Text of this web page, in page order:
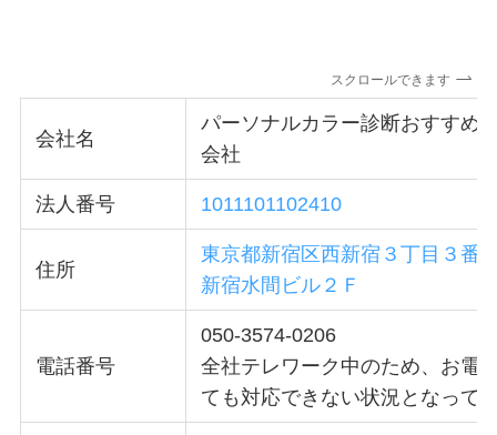
スクロールできます
会社名
パーソナルカラー診断おすすめ
会社
法人番号 1011101102410
住所
東京都新宿区西新宿３丁目３番
新宿水間ビル２Ｆ
電話番号
050-3574-0206
全社テレワーク中のため、お電
ても対応できない状況となって